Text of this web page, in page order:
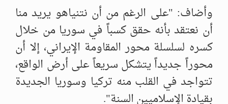
وأضاف: "على الرغم من أن نتنياهو يريد منا
أن نعتقد بأنه حقق كسباً في ‏سوريا من خلال
كسره لسلسلة محور المقاومة الإيراني، إلا أن
محوراً جديداً ‏يتشكل سريعاً على أرض الواقع،
تتواجد في القلب منه تركيا وسوريا الجديدة
‏بقيادة الإسلاميين السنة". ‏